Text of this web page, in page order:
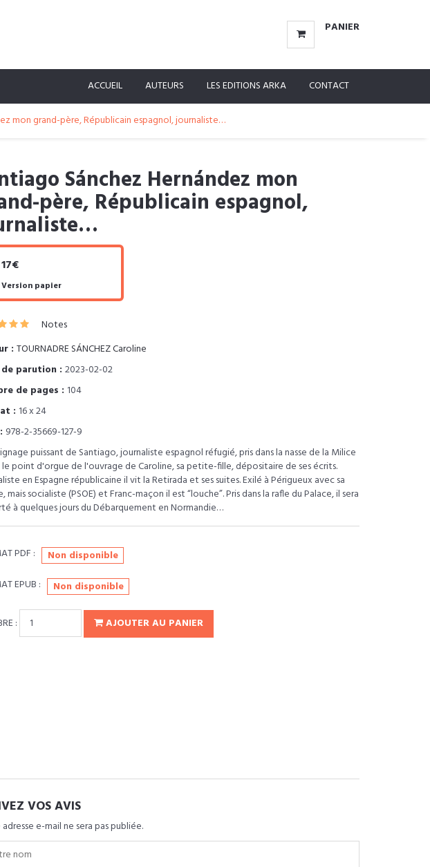
PANIER
ACCUEIL AUTEURS LES EDITIONS ARKA CONTACT
mon grand-père, Républicain espagnol, journaliste…
Sánchez Hernández mon
père, Républicain espagnol,
17€
Version papier
Notes
: TOURNADRE SÁNCHEZ Caroline
parution : 2023-02-02
de pages : 104
: 16 x 24
978-2-35669-127-9
puissant de Santiago, journaliste espagnol réfugié, pris dans la nasse de la Milice
le point d'orgue de l'ouvrage de Caroline, sa petite-fille, dépositaire de ses écrits.
en Espagne républicaine il vit la Retirada et ses suites. Exilé à Périgueux avec sa
mais socialiste (PSOE) et Franc-maçon il est “louche”. Pris dans la rafle du Palace, il sera
à quelques jours du Débarquement en Normandie…
PDF :
Non disponible
EPUB :
Non disponible
: AJOUTER AU PANIER
VOS AVIS
e-mail ne sera pas publiée.